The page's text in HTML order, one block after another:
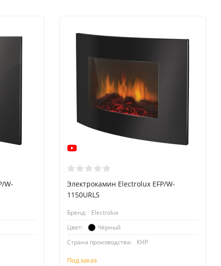
W-
Электрокамин Electrolux EFP/W-
1150URLS
Бренд:
Electrolux
Цвет:
Чёрный
Страна производства:
КНР
Под заказ